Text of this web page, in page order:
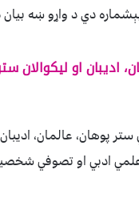
دي د واړو ښه
اديبان او ليكوالان
پوهان، عالمان، اديبان
علمي ادبي او تصوفي